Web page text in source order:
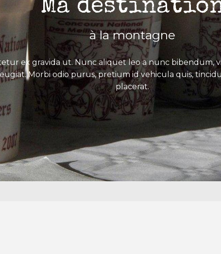
Ma
à la montagne
ex gravida ut. Nunc aliquet leo a nunc bibendum,
Morbi odio purus, pretium id vehicula quis,
placerat.